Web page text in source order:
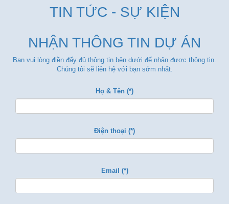
TIN TỨC - SỰ KIỆN
NHẬN THÔNG TIN DỰ ÁN
Bạn vui lòng điền đẩy đủ thông tin bên dưới để nhận được thông tin.
Chúng tôi sẽ liên hệ với bạn sớm nhất.
Họ & Tên (*)
Điện thoại (*)
Email (*)